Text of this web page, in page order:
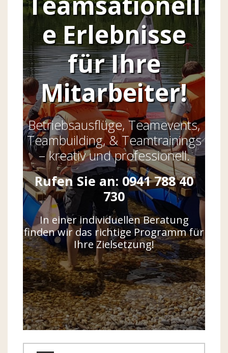
e Erlebnisse
für Ihre
Mitarbeiter!
Betriebsausflüge, Teamevents,
Teambuilding, & Teamtrainings
– kreativ und professionell.
Rufen Sie an: 0941 788 40
730
In einer individuellen Beratung
finden wir das richtige Programm für
Ihre Zielsetzung!